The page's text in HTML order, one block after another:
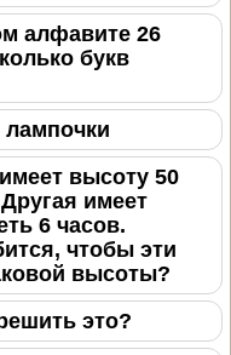
алфавите 26
букв
лампочки
высоту 50
имеет
6 часов.
чтобы эти
высоты?
это?